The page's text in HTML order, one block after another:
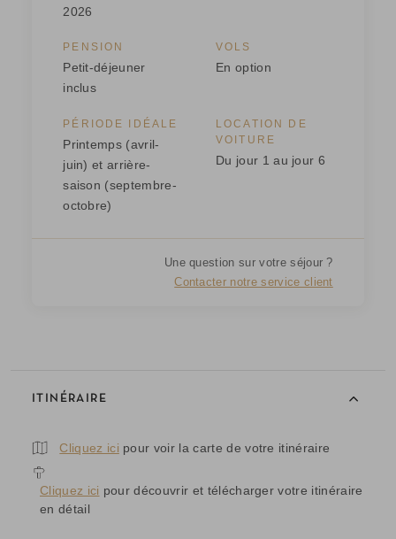
2026
PENSION
Petit-déjeuner
inclus
VOLS
En option
PÉRIODE IDÉALE
Printemps (avril-
juin) et arrière-
saison (septembre-
octobre)
LOCATION DE
VOITURE
Du jour 1 au jour 6
Une question sur votre séjour ?
Contacter notre service client
ITINÉRAIRE
Cliquez ici pour voir la carte de votre itinéraire
Cliquez ici pour découvrir et télécharger votre itinéraire
en détail